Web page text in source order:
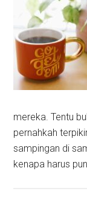
mereka. Tentu
pernahkah
sampingan di
kenapa harus